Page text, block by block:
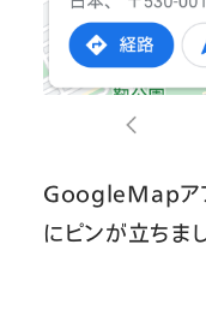
GoogleMapア
にピンが立ちまし